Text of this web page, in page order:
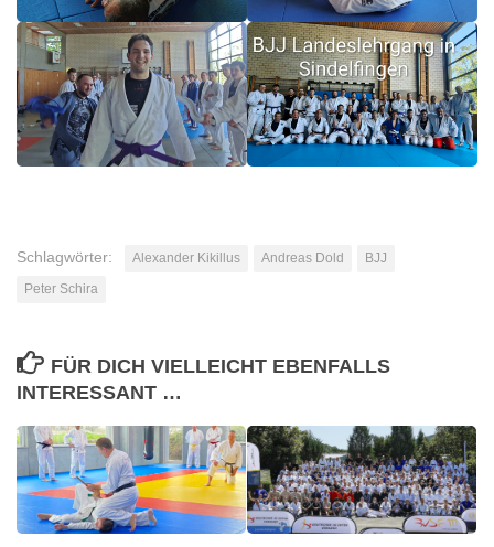
Schlagwörter: Alexander Kikillus Andreas Dold
BJJ
Peter Schira
FÜR DICH VIELLEICHT EBENFALLS
INTERESSANT …